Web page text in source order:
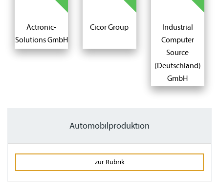
Actronic-
Solutions GmbH
Cicor Group
Industrial
Computer
Source
(Deutschland)
GmbH
Automobilproduktion
zur Rubrik